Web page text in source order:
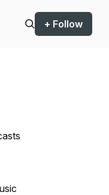
+ Follow